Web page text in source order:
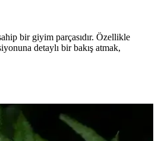
bir giyim parçasıdır. Özellikle
detaylı bir bakış atmak,